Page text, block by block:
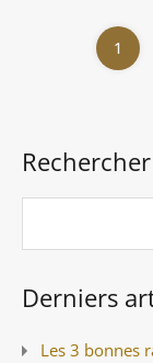
1
Rechercher
Derniers
Les 3 bonnes